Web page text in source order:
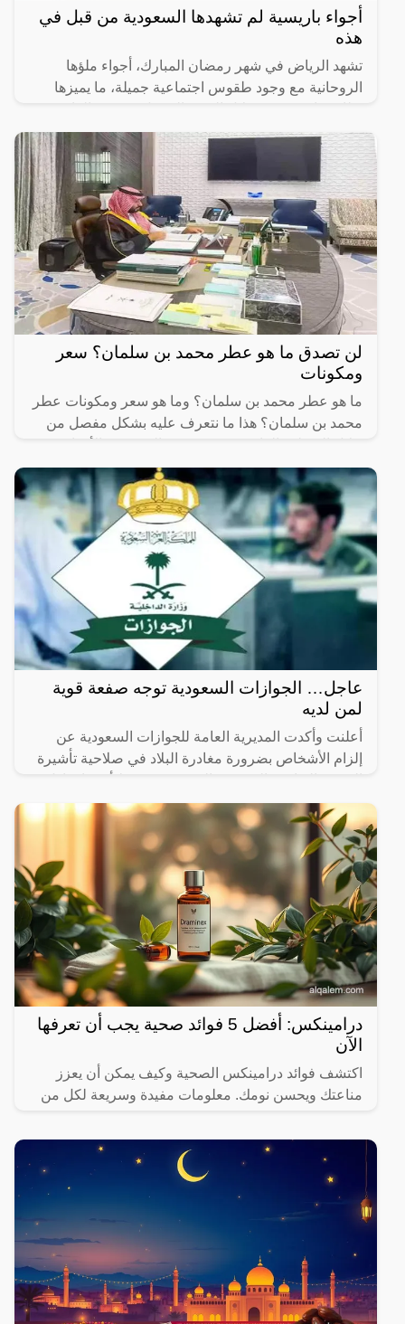
أجواء باريسية لم تشهدها السعودية من قبل في
هذه
تشهد الرياض في شهر رمضان المبارك، أجواء ملؤها
الروحانية مع وجود طقوس اجتماعية جميلة، ما يميزها
الرياض بموائد
لن تصدق ما هو عطر محمد بن سلمان؟ سعر
ومكونات
ما هو عطر محمد بن سلمان؟ وما هو سعر ومكونات عطر
محمد بن سلمان؟ هذا ما نتعرف عليه بشكل مفصل من
المملكة
عاجل… الجوازات السعودية توجه صفعة قوية
لمن لديه
أعلنت وأكدت المديرية العامة للجوازات السعودية عن
إلزام الأشخاص بضرورة مغادرة البلاد في صلاحية تأشيرة
60
درامينكس: أفضل 5 فوائد صحية يجب أن تعرفها
الآن
اكتشف فوائد درامينكس الصحية وكيف يمكن أن يعزز
مناعتك ويحسن نومك. معلومات مفيدة وسريعة لكل من